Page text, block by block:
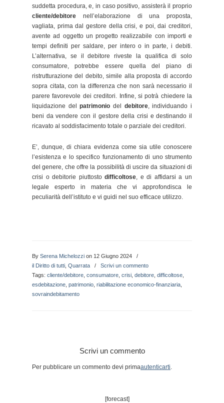
suddetta procedura, e, in caso positivo, assisterà il proprio
cliente/debitore nell’elaborazione di una proposta,
vagliata, prima dal gestore della crisi, e poi, dai creditori,
avente ad oggetto un progetto realizzabile con importi e
tempi definiti per saldare, per intero o in parte, i debiti.
L’alternativa, se il debitore riveste la qualifica di solo
consumatore, potrebbe essere quella del piano di
ristrutturazione del debito, simile alla proposta di accordo
sopra citata, con la differenza che non sarà necessario il
parere favorevole dei creditori. Infine, si potrà chiedere la
liquidazione del patrimonio del debitore, individuando i
beni da vendere con il gestore della crisi e destinando il
ricavato al soddisfacimento totale o parziale dei creditori.
E’, dunque, di chiara evidenza come sia utile conoscere
l’esistenza e lo specifico funzionamento di uno strumento
del genere, che offre la possibilità di uscire da situazioni di
crisi o debitorie piuttostodifficoltose , e di affidarsi a un
legale esperto in materia che vi approfondisca le
peculiarità dell’istituto e vi guidi nel suo efficace utilizzo.
By Serena Michelozzi on 12 Giugno 2024
/
il Diritto di tutti Quarrata / Scrivi un commento
Tags: cliente/debitore consumatore crisi debitore difficoltose
esdebitazione patrimonio riabilitazione economico-finanziaria
sovraindebitamento
Scrivi un commento
Per pubblicare un commento devi primaautenticarti
[forecast]